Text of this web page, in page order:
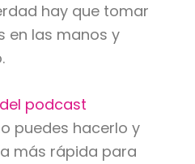
hay que tomar
en las manos y
podcast
puedes hacerlo y
más rápida para